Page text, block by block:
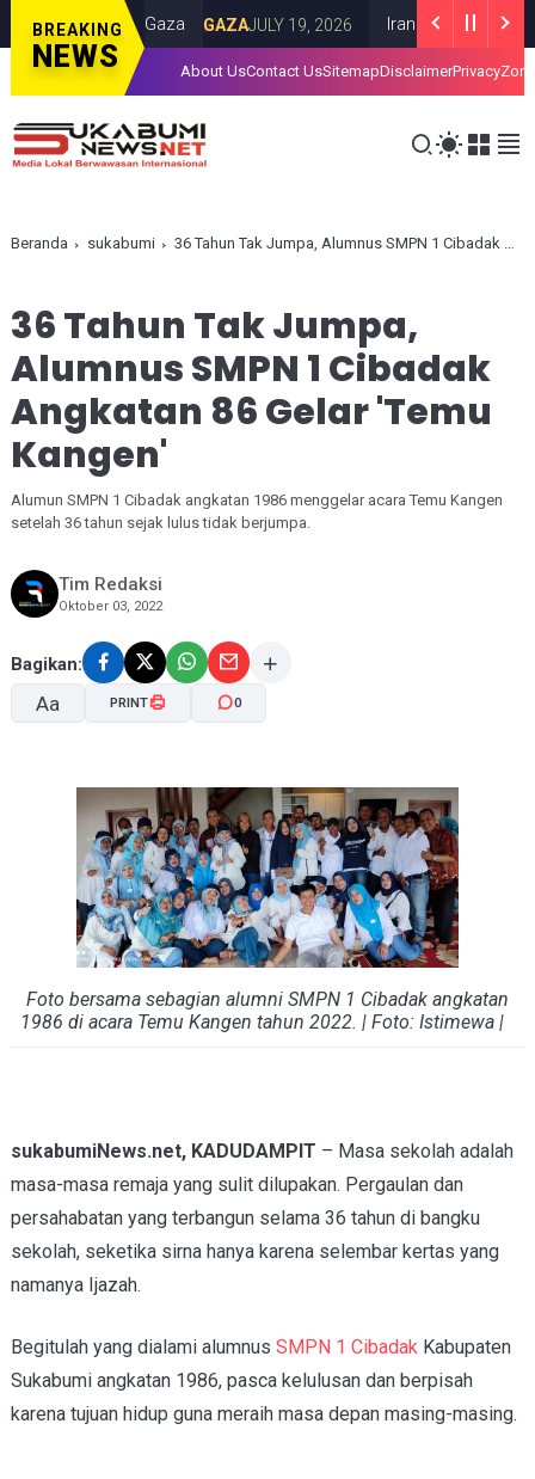
BREAKING
NEWS
di Kota Gaza GAZA JULY 19, 2026 Iran Luncurkan Rudal ke
About UsContact UsSitemapDisclaimerPrivacy
Beranda sukabumi 36 Tahun Tak Jumpa, Alumnus SMPN 1 Cibadak Angkatan 86 Gelar 'Temu Kangen'
36 Tahun Tak Jumpa,
Alumnus SMPN 1 Cibadak
Angkatan 86 Gelar 'Temu
Kangen'
Alumun SMPN 1 Cibadak angkatan 1986 menggelar acara Temu Kangen
setelah 36 tahun sejak lulus tidak berjumpa.
Tim Redaksi
Oktober 03, 2022
Bagikan:
Aa
A- A+
PRINT 0
Foto bersama sebagian alumni SMPN 1 Cibadak angkatan
1986 di acara Temu Kangen tahun 2022. | Foto: Istimewa |
sukabumiNews.net, KADUDAMPIT – Masa sekolah adalah
masa-masa remaja yang sulit dilupakan. Pergaulan dan
persahabatan yang terbangun selama 36 tahun di bangku
sekolah, seketika sirna hanya karena selembar kertas yang
namanya Ijazah.
Begitulah yang dialami alumnus SMPN 1 CibadakKabupaten
Sukabumi angkatan 1986, pasca kelulusan dan berpisah
karena tujuan hidup guna meraih masa depan masing-masing.